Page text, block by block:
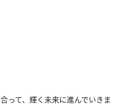
って、輝く未来に進んでいきま